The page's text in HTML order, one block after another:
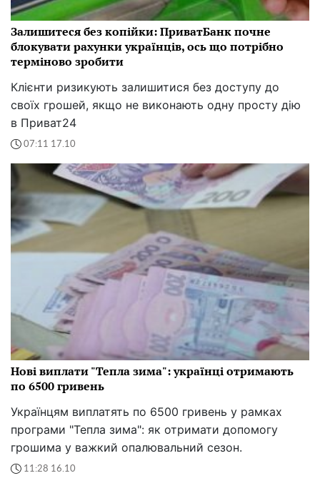
Залишитеся без копійки: ПриватБанк почне
блокувати рахунки українців, ось що потрібно
терміново зробити
Клієнти ризикують залишитися без доступу до
своїх грошей, якщо не виконають одну просту дію
в Приват24
07:11 17.10
Нові виплати "Тепла зима": українці отримають
по 6500 гривень
Українцям виплатять по 6500 гривень у рамках
програми "Тепла зима": як отримати допомогу
грошима у важкий опалювальний сезон.
11:28 16.10